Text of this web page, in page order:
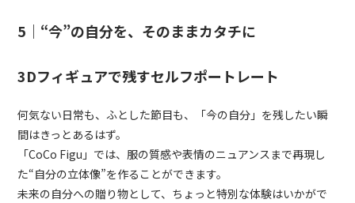
5｜“今”の自分を、そのままカタチに
3Dフィギュアで残すセルフポートレート
何気ない日常も、ふとした節目も、「今の自分」を残したい瞬
間はきっとあるはず。
「CoCo Figu」では、服の質感や表情のニュアンスまで再現し
た“自分の立体像”を作ることができます。
未来の自分への贈り物として、ちょっと特別な体験はいかがで